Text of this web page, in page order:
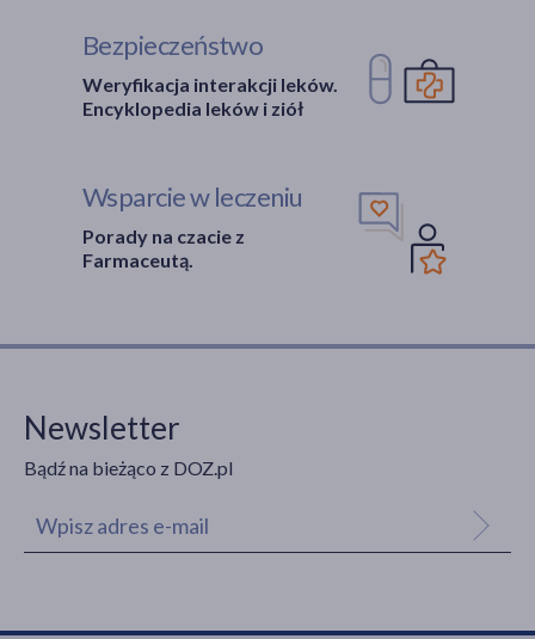
Bezpieczeństwo
Weryfikacja interakcji leków.
Encyklopedia leków i ziół
Wsparcie w leczeniu
Porady na czacie z
Farmaceutą.
Newsletter
Bądź na bieżąco z DOZ.pl